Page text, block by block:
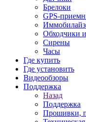
Брелоки
GPS-
Обходчики
Сирены
Часы
Где купить
Где установить
Видеообзоры
Поддержка
Назад
Поддержка
Прошивки,